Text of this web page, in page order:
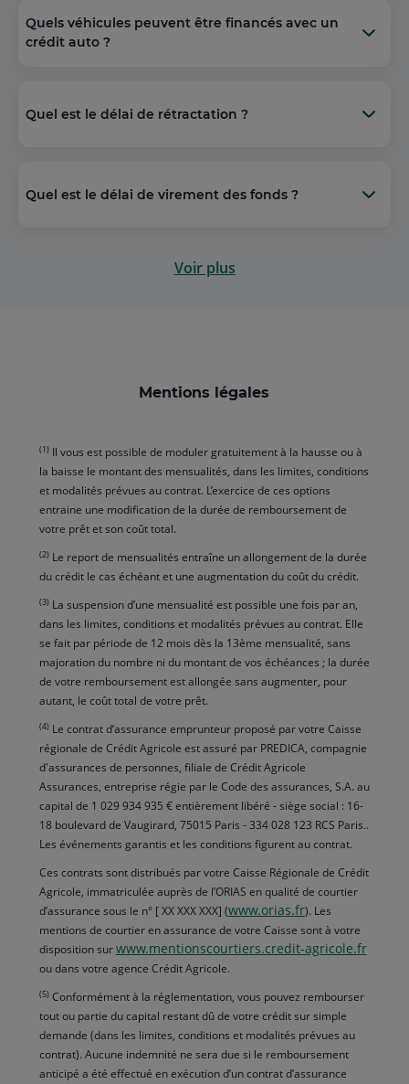
Quels véhicules peuvent être financés avec un
crédit auto ?
Quel est le délai de rétractation ?
Quel est le délai de virement des fonds ?
Voir plus
Mentions légales
(1)Il vous est possible de moduler gratuitement à la hausse ou à
la baisse le montant des mensualités, dans les limites, conditions
et modalités prévues au contrat. L’exercice de ces options
entraine une modification de la durée de remboursement de
votre prêt et son coût total.
(2)Le report de mensualités entraîne un allongement de la durée
du crédit le cas échéant et une augmentation du coût du crédit.
(3)La suspension d’une mensualité est possible une fois par an,
dans les limites, conditions et modalités prévues au contrat. Elle
se fait par période de 12 mois dès la 13ème mensualité, sans
majoration du nombre ni du montant de vos échéances ; la durée
de votre remboursement est allongée sans augmenter, pour
autant, le coût total de votre prêt.
(4)Le contrat d’assurance emprunteur proposé par votre Caisse
régionale de Crédit Agricole est assuré par PREDICA, compagnie
d'assurances de personnes, filiale de Crédit Agricole
Assurances, entreprise régie par le Code des assurances, S.A. au
capital de 1 029 934 935 € entièrement libéré - siège social : 16-
18 boulevard de Vaugirard, 75015 Paris - 334 028 123 RCS Paris..
Les événements garantis et les conditions figurent au contrat.
Ces contrats sont distribués par votre Caisse Régionale de Crédit
Agricole, immatriculée auprès de l’ORIAS en qualité de courtier
d’assurance sous le n° [ XX XXX XXX] (www.orias.fr). Les
mentions de courtier en assurance de votre Caisse sont à votre
disposition surwww.mentionscourtiers.credit-agricole.fr
ou dans votre agence Crédit Agricole.
(5)Conformément à la réglementation, vous pouvez rembourser
tout ou partie du capital restant dû de votre crédit sur simple
demande (dans les limites, conditions et modalités prévues au
contrat). Aucune indemnité ne sera due si le remboursement
anticipé a été effectué en exécution d’un contrat d’assurance